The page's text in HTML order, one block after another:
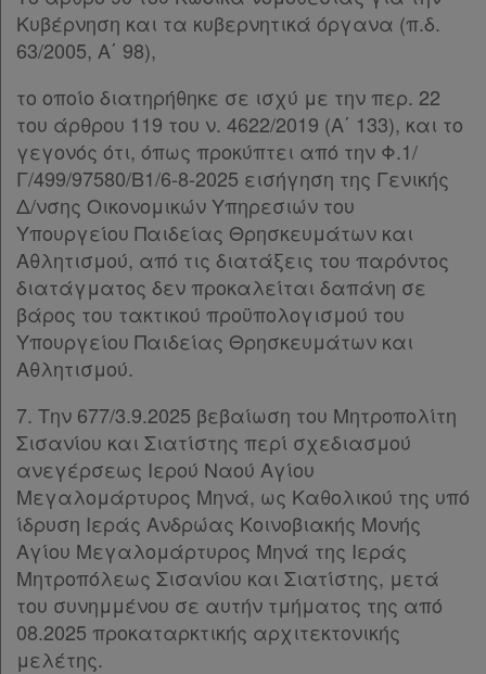
Πληροφορίες
Εταιρεία
Επικοινωνία
Όροι
χρήσης
Πολιτική
απορρήτου
και
cookies
Απόκτηση
Συνδρομής
Ατομική
συνδρομή
Κυβέρνηση και τα κυβερνητικά όργανα (π.δ.
63/2005, Α΄ 98),
το οποίο διατηρήθηκε σε ισχύ με την περ. 22
του άρθρου 119 του ν. 4622/2019 (Α΄ 133), και το
γεγονός ότι, όπως προκύπτει από την Φ.1/
Γ/499/97580/B1/6-8-2025 εισήγηση της Γενικής
Δ/νσης Οικονομικών Υπηρεσιών του
Υπουργείου Παιδείας Θρησκευμάτων και
Αθλητισμού, από τις διατάξεις του παρόντος
διατάγματος δεν προκαλείται δαπάνη σε
βάρος του τακτικού προϋπολογισμού του
Υπουργείου Παιδείας Θρησκευμάτων και
Αθλητισμού.
7. Την 677/3.9.2025 βεβαίωση του Μητροπολίτη
Σισανίου και Σιατίστης περί σχεδιασμού
ανεγέρσεως Ιερού Ναού Αγίου
Μεγαλομάρτυρος Μηνά, ως Καθολικού της υπό
ίδρυση Ιεράς Ανδρώας Κοινοβιακής Μονής
Αγίου Μεγαλομάρτυρος Μηνά της Ιεράς
Μητροπόλεως Σισανίου και Σιατίστης, μετά
του συνημμένου σε αυτήν τμήματος της από
08.2025 προκαταρκτικής αρχιτεκτονικής
μελέτης.